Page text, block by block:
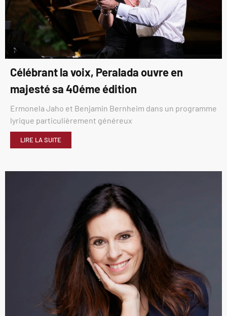
Célébrant la voix, Peralada ouvre en
majesté sa 40éme édition
Ermonela Jaho et Benjamin Bernheim dans un programme
lyrique particulièrement généreux
LIRE LA SUITE